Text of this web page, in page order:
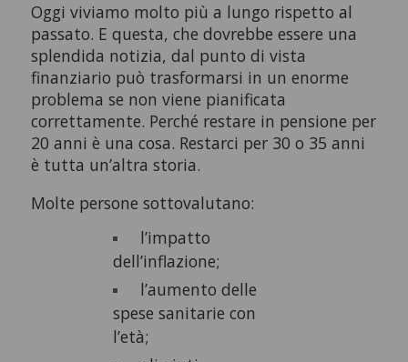
Oggi viviamo molto più a lungo rispetto al
passato. E questa, che dovrebbe essere una
splendida notizia, dal punto di vista
finanziario può trasformarsi in un enorme
problema se non viene pianificata
correttamente. Perché restare in pensione per
20 anni è una cosa. Restarci per 30 o 35 anni
è tutta un’altra storia.
Molte persone sottovalutano:
l’impatto
dell’inflazione;
l’aumento delle
spese sanitarie con
l’età;